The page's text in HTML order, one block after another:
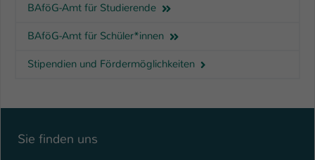
BAföG-Amt für Studierende
BAföG-Amt für Schüler*innen
Stipendien und Fördermöglichkeiten
Sie finden uns